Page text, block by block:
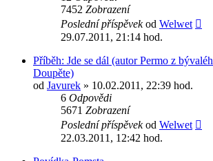
7452 Zobrazení
Poslední příspěvekod Welwet
29.07.2011, 21:14 hod.
Příběh: Jde se dál (autor Permo z
Doupěte)
od Javurek » 10.02.2011, 22:39 hod.
6 Odpovědi
5671 Zobrazení
Poslední příspěvekod Welwet
22.03.2011, 12:42 hod.